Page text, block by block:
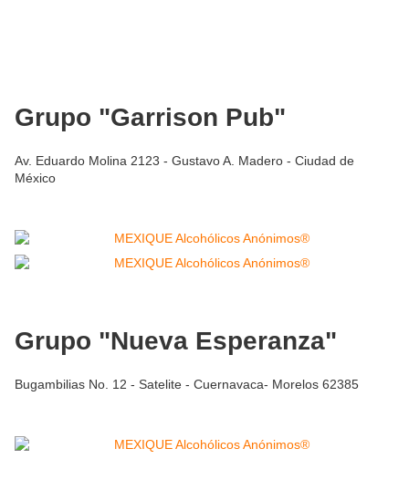
Grupo "Garrison Pub"
Av. Eduardo Molina 2123 - Gustavo A. Madero - Ciudad de
México
Grupo "Nueva Esperanza"
Bugambilias No. 12 - Satelite - Cuernavaca- Morelos 62385